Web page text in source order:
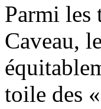
Parmi les
Caveau,
toile des